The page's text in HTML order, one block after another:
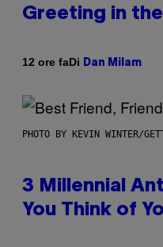
Greeting in
12 ore faDi Dan Milam
PHOTO BY KEVIN WINTER/
3 Millennial
You Think of